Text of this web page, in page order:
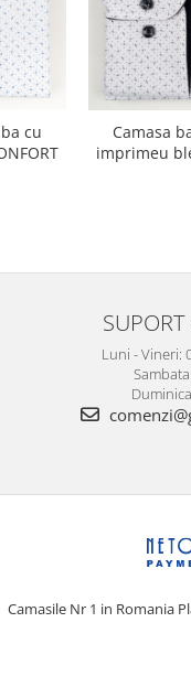
cu
Camasa
imprimeu
SUPORT
Luni - Vineri:
Camasile Nr 1 in Romania